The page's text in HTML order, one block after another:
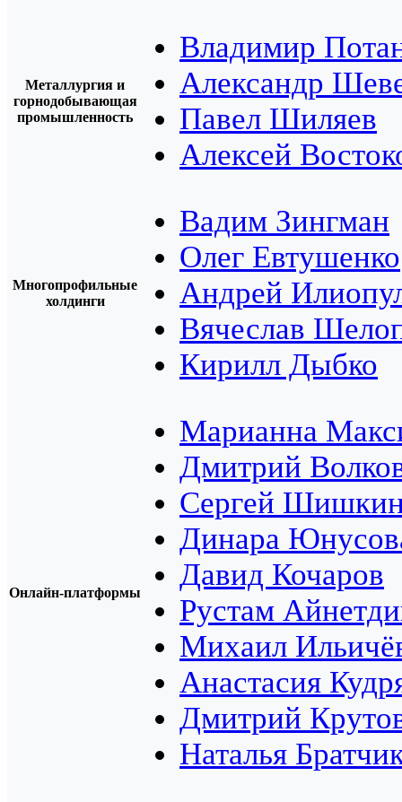
Металлургия и
горнодобывающая
промышленность
Владимир
Александр
Павел Шиляев
Алексей
Многопрофильные
холдинги
Вадим Зингман
Олег Евтушенко
Андрей
Вячеслав
Кирилл Дыбко
Онлайн-платформы
Марианна
Дмитрий
Сергей
Динара
Давид Кочаров
Рустам
Михаил
Анастасия
Дмитрий
Наталья